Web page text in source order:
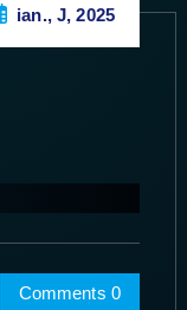
ian., J, 2025
Comments 0